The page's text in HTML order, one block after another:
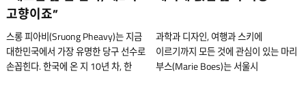
아티스트들을 알리고 싶어서,
브레인댄스레코즈를 통해 한국
일렉트로닉 아티스트의 앨범을
제작하기 시작했다. 또한,
대한일렉트로닉스를 만들어 오래된
이렇게 살다 간 죽을 수도 있겠다 싶던
일했던 미용실 부사장님이 한국에서
미용실을 차려보라고 권하셨거든요.
때마침 한국에 관심이 생겼던 터라 별
것이었고, 그것이 그 당시 저에게는
최고의 ‘파인 다이닝 경험’이었어요.”
햄버거 뒤집기부터 시작해 실력 있는
셰프가 되기까지 리저우드가 십대가
되었을 때, 그는 어머니를 도와 요리를
“대도시의 젊은이가 되기 위한 어려움을
겪고 있었죠.” 그렇지만 한국은 지속해서
그에게 긍정적인 인상을 남겼다. 다시
아시아로 석 달 후 반 그늑튼 씨는
그녀의 집은 고요하고 편안하다. 그녀가
비슷했는데, 사슴이 가끔 정원에 들르곤
했었다. 지난 십 년 동안 서울에서
살다가 남편과 작년에 태어난 쌍둥이와
만들었다. 도미니크 에어케 씨가 있는
작은 알자스는 고요한 듯 고요하지 않다.
마당에선 풍경(風磬 작은 종)이 쉼 없이
고향이죠”
스롱 피아비(Sruong Pheavy)는 지금
대한민국에서 가장 유명한 당구 선수로
손꼽힌다. 한국에 온 지 10년 차, 한
과학과 디자인, 여행과 스키에
이르기까지 모든 것에 관심이 있는 마리
부스(Marie Boes)는 서울시